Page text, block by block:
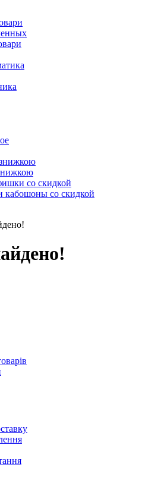
знижкою
со скидкой
кабошоны со скидкой